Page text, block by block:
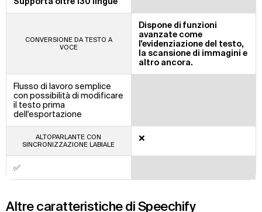
CONVERSIONE DA TESTO A
VOCE
Dispone di funzioni
avanzate come
l'evidenziazione del testo,
la scansione di immagini e
altro ancora.
Flusso di lavoro semplice
con possibilità di modificare
il testo prima
dell'esportazione
ALTOPARLANTE CON
SINCRONIZZAZIONE LABIALE
❌
✅
Altre caratteristiche di Speechify